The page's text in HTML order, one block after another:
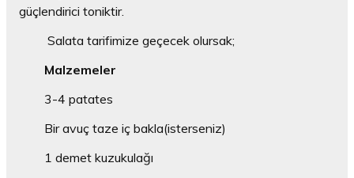
güçlendirici toniktir.
Salata tarifimize geçecek olursak;
Malzemeler
3-4 patates
Bir avuç taze iç bakla(isterseniz)
1 demet kuzukulağı